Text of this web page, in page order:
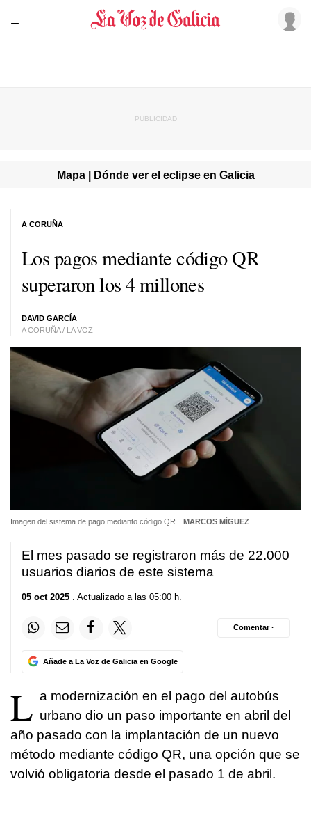
Mapa | Dónde ver el eclipse en Galicia
Los pagos mediante código QR
superaron los 4 millones
DAVID GARCÍA
A CORUÑA / LA VOZ
A CORUÑA
Imagen del sistema de pago medianto código QR MARCOS MÍGUEZ
El mes pasado se registraron más de 22.000
usuarios diarios de este sistema
05 oct 2025 . Actualizado a las 05:00 h.
Añade a La Voz de Galicia en Google
Comentar ·
L a modernización en el pago del autobús
urbano dio un paso importante en abril del
año pasado con la implantación de un nuevo
método mediante código QR, una opción que se
volvió obligatoria desde el pasado 1 de abril.